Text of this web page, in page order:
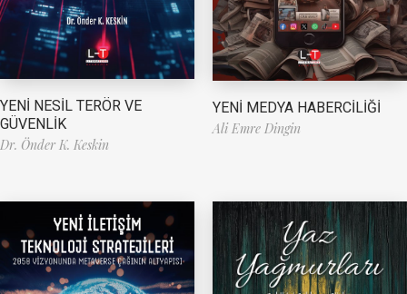
YENİ NESİL TERÖR VE
GÜVENLİK
Dr. Önder K. Keskin
YENİ MEDYA HABERCİLİĞİ
Ali Emre Dingin